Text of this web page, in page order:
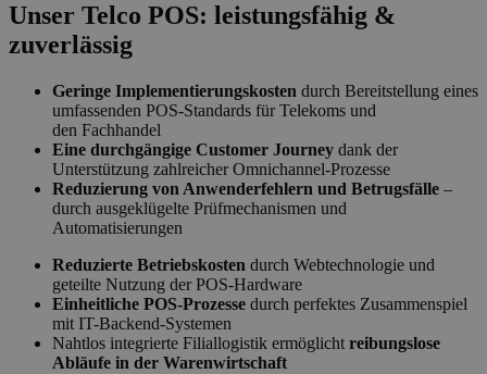
Unser Telco POS: leistungsfähig &
zuverlässig
Geringe Implementierungskosten durch Bereitstellung eines
umfassenden POS-Standards für Telekoms und
den Fachhandel
Eine durchgängige Customer Journey dank der
Unterstützung zahlreicher Omnichannel-Prozesse
Reduzierung von Anwenderfehlern und Betrugsfälle –
durch ausgeklügelte Prüfmechanismen und
Automatisierungen
Reduzierte Betriebskosten durch Webtechnologie und
geteilte Nutzung der POS-Hardware
Einheitliche POS-Prozesse durch perfektes Zusammenspiel
mit IT-Backend-Systemen
Nahtlos integrierte Filiallogistik ermöglicht reibungslose
Abläufe in der Warenwirtschaft